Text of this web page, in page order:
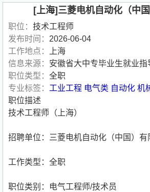
[上海]三菱电机自动化（中
职位： 技术工程师
发布时间： 2026-06-04
工作地点：
上海
信息来源： 安徽省大中专毕业生就业指
职位类型： 全职
专业标签： 工业工程 电气类 自动化 机
职位描述
技术工程师（上海）
招聘单位：三菱电机自动化（中国）有
工作类型：全职
职位类别：电气工程师/技术员